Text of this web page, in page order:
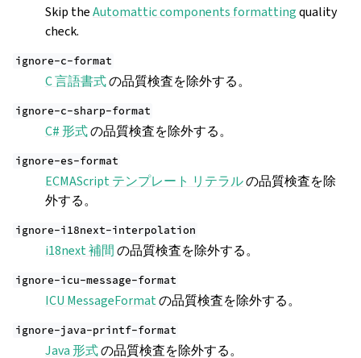
Skip theAutomattic components formattingquality
check.
ignore-c-format
C 言語書式の品質検査を除外する。
ignore-c-sharp-format
C# 形式の品質検査を除外する。
ignore-es-format
ECMAScript テンプレート リテラルの品質検査を除
外する。
ignore-i18next-interpolation
i18next 補間の品質検査を除外する。
ignore-icu-message-format
ICU MessageFormatの品質検査を除外する。
ignore-java-printf-format
Java 形式の品質検査を除外する。